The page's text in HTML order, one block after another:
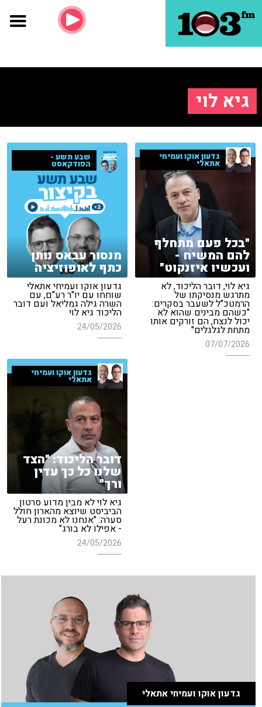
גיא לוי
גדעון אוקו ועמיחי
אתאלי
"בכל פעם מתחלף
להם המשיח -
ועכשיו איזנקוט"
גיא לוי, דובר הליכוד, לא
מתרגש מנסיקתו של
הרמטכ"ל לשעבר בסקרים:
"כשהם מבינים שהוא לא
יכול לנצח, הם זורקים אותו
מתחת לגלגלים"
07/07/2026
שבע תשע -
הפודקאסט
מנסור עבאס נותן
כתף לאופוזיציה
גדעון אוקו ועמיחי אתאלי
שוחחו עם יו"ר רע"ם, עם
השרה גילה גמליאל ועם דובר
הליכוד גיא לוי
24/05/2026
גדעון אוקו ועמיחי
אתאלי
דובר הליכוד: "הצד
שלנו כל כך עדין
ורך"
גיא לוי לא מבין מדוע סרטון
הביביסט שיוצא מהארון חולל
סערה: "אנחנו לא מכונת רעל
- אפילו לא בורג"
24/05/2026
גדעון אוקו ועמיחי אתאלי